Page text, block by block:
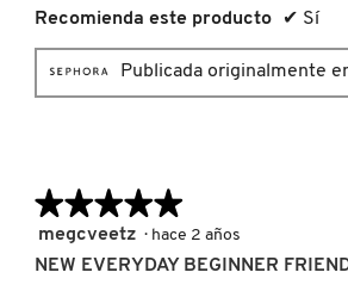
L'ORÉAL PROFESSIONNEL
LANEIGE
LAURA MERCIER
Recomienda este producto ✔ Sí
Publicada originalmente
★★★★★
★★★★★
5
de
megcveetz · hace 2 años
NEW EVERYDAY BEGINNER